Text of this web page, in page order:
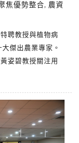
焦優勢整合, 農資
聘教授與植物病
傑出農業專家。
姿碧教授關注用